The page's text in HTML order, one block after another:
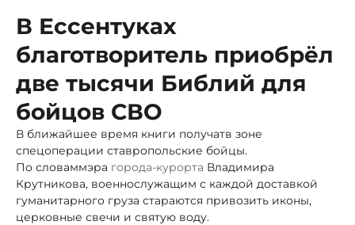
В Ессентуках
благотворитель приобрёл
две тысячи Библий для
бойцов СВО
В ближайшее время книги получатв зоне
спецоперации ставропольские бойцы.
По словаммэра города-курорта Владимира
Крутникова, военнослужащим с каждой доставкой
гуманитарного груза стараются привозить иконы,
церковные свечи и святую воду.